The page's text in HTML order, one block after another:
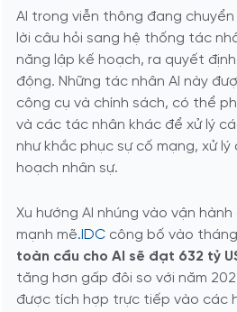
AI trong viễn thông đang
lời câu hỏi sang hệ thống tác
năng lập kế hoạch, ra quyết
động. Những tác nhân AI này
công cụ và chính sách, có thể
và các tác nhân khác để xử lý
như khắc phục sự cố mạng, xử
hoạch nhân sự.
Xu hướng AI nhúng vào vận
mạnh mẽ.IDC công bố vào
toàn cầu cho AI sẽ đạt 632 tỷ
tăng hơn gấp đôi so với năm
được tích hợp trực tiếp vào các